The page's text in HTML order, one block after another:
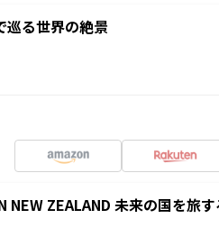
る世界の絶景
NEW ZEALAND 未来の国を旅